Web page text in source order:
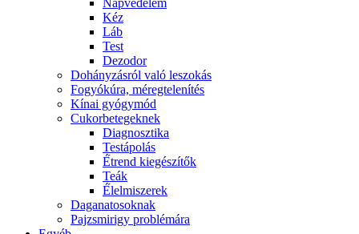
Napvédelem
Kéz
Láb
Test
Dezodor
Dohányzásról való leszokás
Fogyókúra, méregtelenítés
Kínai gyógymód
Cukorbetegeknek
Diagnosztika
Testápolás
É́trend kiegészítők
Teák
É́lelmiszerek
Daganatosoknak
Pajzsmirigy problémára